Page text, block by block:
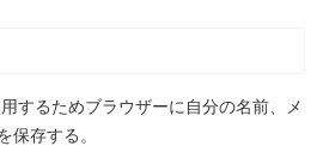
するためブラウザーに自分の名前、メ
保存する。